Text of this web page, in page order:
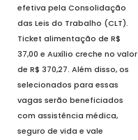
efetiva pela Consolidação
das Leis do Trabalho (CLT).
Ticket alimentação de R$
37,00 e Auxílio creche no valor
de R$ 370,27. Além disso, os
selecionados para essas
vagas serão beneficiados
com assistência médica,
seguro de vida e vale